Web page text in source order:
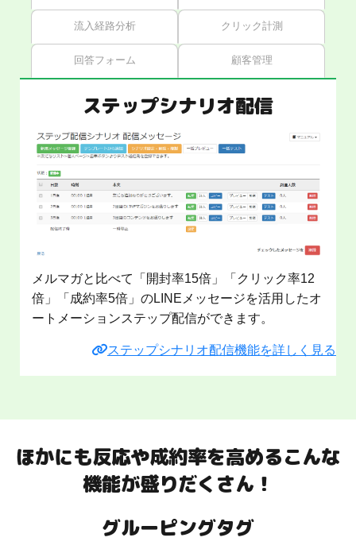
流入経路分析 クリック計測
回答フォーム 顧客管理
ステップシナリオ配信
メルマガと比べて「開封率15倍」「クリック率12
倍」「成約率5倍」のLINEメッセージを活用したオ
ートメーションステップ配信ができます。
ステップシナリオ配信機能を詳しく見る
ほかにも反応や成約率を高めるこんな
機能が盛りだくさん！
グルーピングタグ